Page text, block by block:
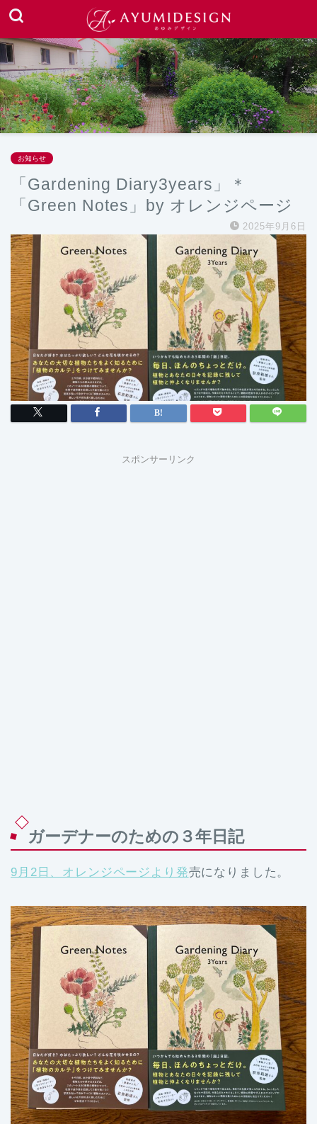
お知らせ
「Gardening Diary3years」＊
「Green Notes」by オレンジページ
2025年9月6日
スポンサーリンク
ガーデナーのための３年日記
9月2日、オレンジページより発売になりました。